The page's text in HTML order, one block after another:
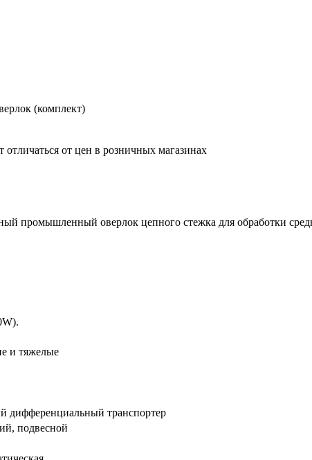
(комплект)
отличаться от цен в розничных магазинах
промышленный оверлок цепного стежка для обработки
и тяжелые
дифференциальный транспортер
подвесной